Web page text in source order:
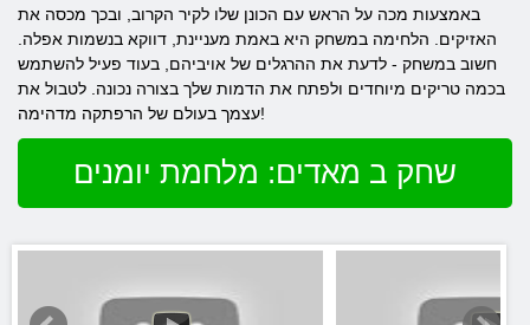
באמצעות מכה על הראש עם הכונן שלו לקיר הקרוב, ובכך מכסה את
האזיקים. הלחימה במשחק היא באמת מעניינת, דווקא בנשמות אפלה.
חשוב במשחק - לדעת את ההרגלים של אויביהם, בעוד פעיל להשתמש
בכמה טריקים מיוחדים ולפתח את הדמות שלך בצורה נכונה. לטבול את
עצמך בעולם של הרפתקה מדהימה!
שחק ב מאדים: מלחמת יומנים